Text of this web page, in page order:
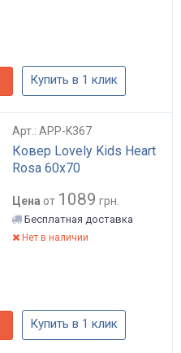
Купить в 1 клик
Арт.: APP-K367
Ковер Lovely Kids Heart
Rosa 60x70
Цена от 1089 грн.
Бесплатная доставка
Нет в наличии
Купить в 1 клик